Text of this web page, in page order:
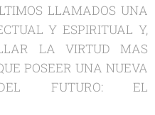
LLAMADOS UNA
Y ESPIRITUAL Y,
LA VIRTUD MAS
POSEER UNA NUEVA
DEL FUTURO: EL